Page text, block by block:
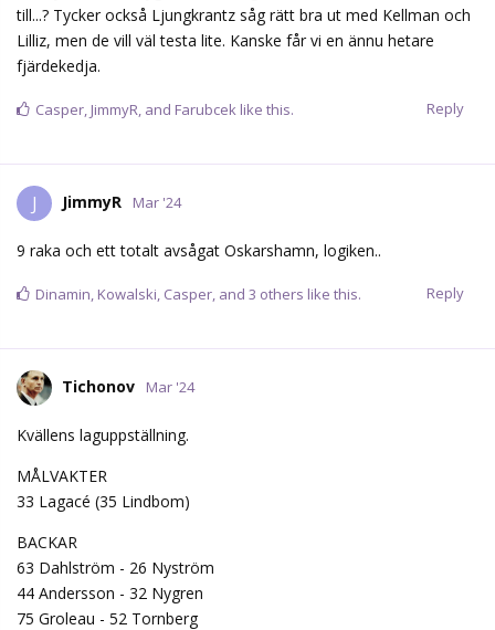
till...? Tycker också Ljungkrantz såg rätt bra ut med Kellman och
Lilliz, men de vill väl testa lite. Kanske får vi en ännu hetare
fjärdekedja.
Reply
Casper, JimmyR, and Farubcek like this.
J JimmyR Mar '24
9 raka och ett totalt avsågat Oskarshamn, logiken..
Reply
Dinamin, Kowalski, Casper, and 3 others like this.
Tichonov Mar '24
Kvällens laguppställning.
MÅLVAKTER
33 Lagacé (35 Lindbom)
BACKAR
63 Dahlström - 26 Nyström
44 Andersson - 32 Nygren
75 Groleau - 52 Tornberg